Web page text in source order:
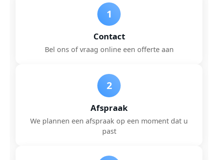
1
Contact
Bel ons of vraag online een offerte aan
2
Afspraak
We plannen een afspraak op een moment dat u
past